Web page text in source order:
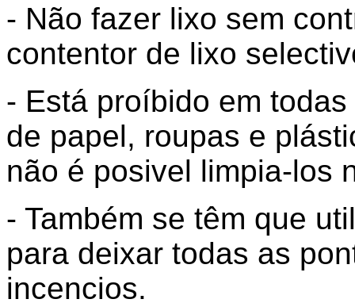
- Não fazer lixo sem
contentor de lixo
- Está proíbido em
de papel, roupas e
não é posivel limpia-los
- Também se têm que
para deixar todas as
incencios.